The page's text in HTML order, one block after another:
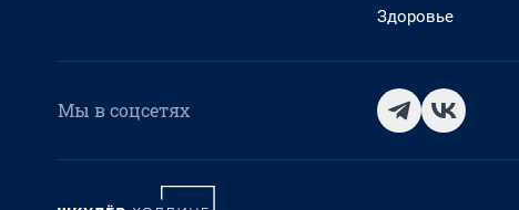
Здоровье
Мы в соцсетях